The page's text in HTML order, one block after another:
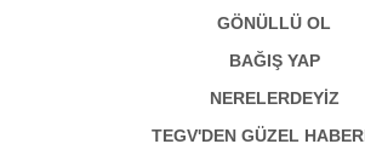
GÖNÜLLÜ OL
BAĞIŞ YAP
NERELERDEYİZ
TEGV'DEN GÜZEL